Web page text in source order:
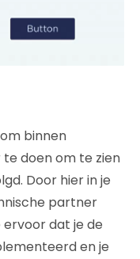
binnen
doen om te zien
Door hier in je
partner
ervoor dat je de
en je